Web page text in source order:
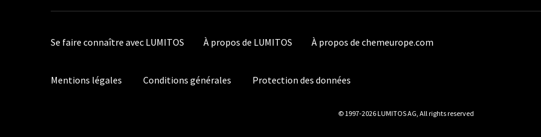
Se faire connaître avec LUMITOS À propos de LUMITOS À propos de chemeurope.com
Mentions légales Conditions générales Protection des données
© 1997-2026 LUMITOS AG, All rights reserved